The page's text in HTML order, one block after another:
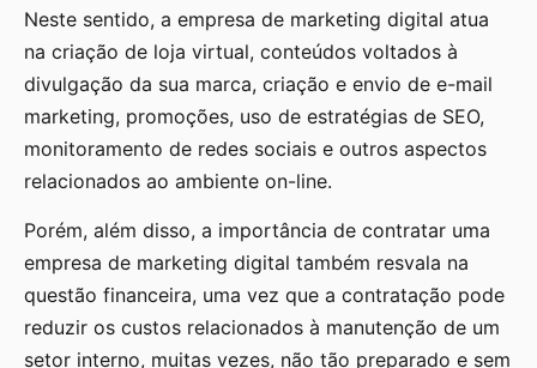
Neste sentido, a empresa de marketing digital atua
na criação de loja virtual, conteúdos voltados à
divulgação da sua marca, criação e envio de e-mail
marketing, promoções, uso de estratégias de SEO,
monitoramento de redes sociais e outros aspectos
relacionados ao ambiente on-line.
Porém, além disso, a importância de contratar uma
empresa de marketing digital também resvala na
questão financeira, uma vez que a contratação pode
reduzir os custos relacionados à manutenção de um
setor interno, muitas vezes, não tão preparado e sem